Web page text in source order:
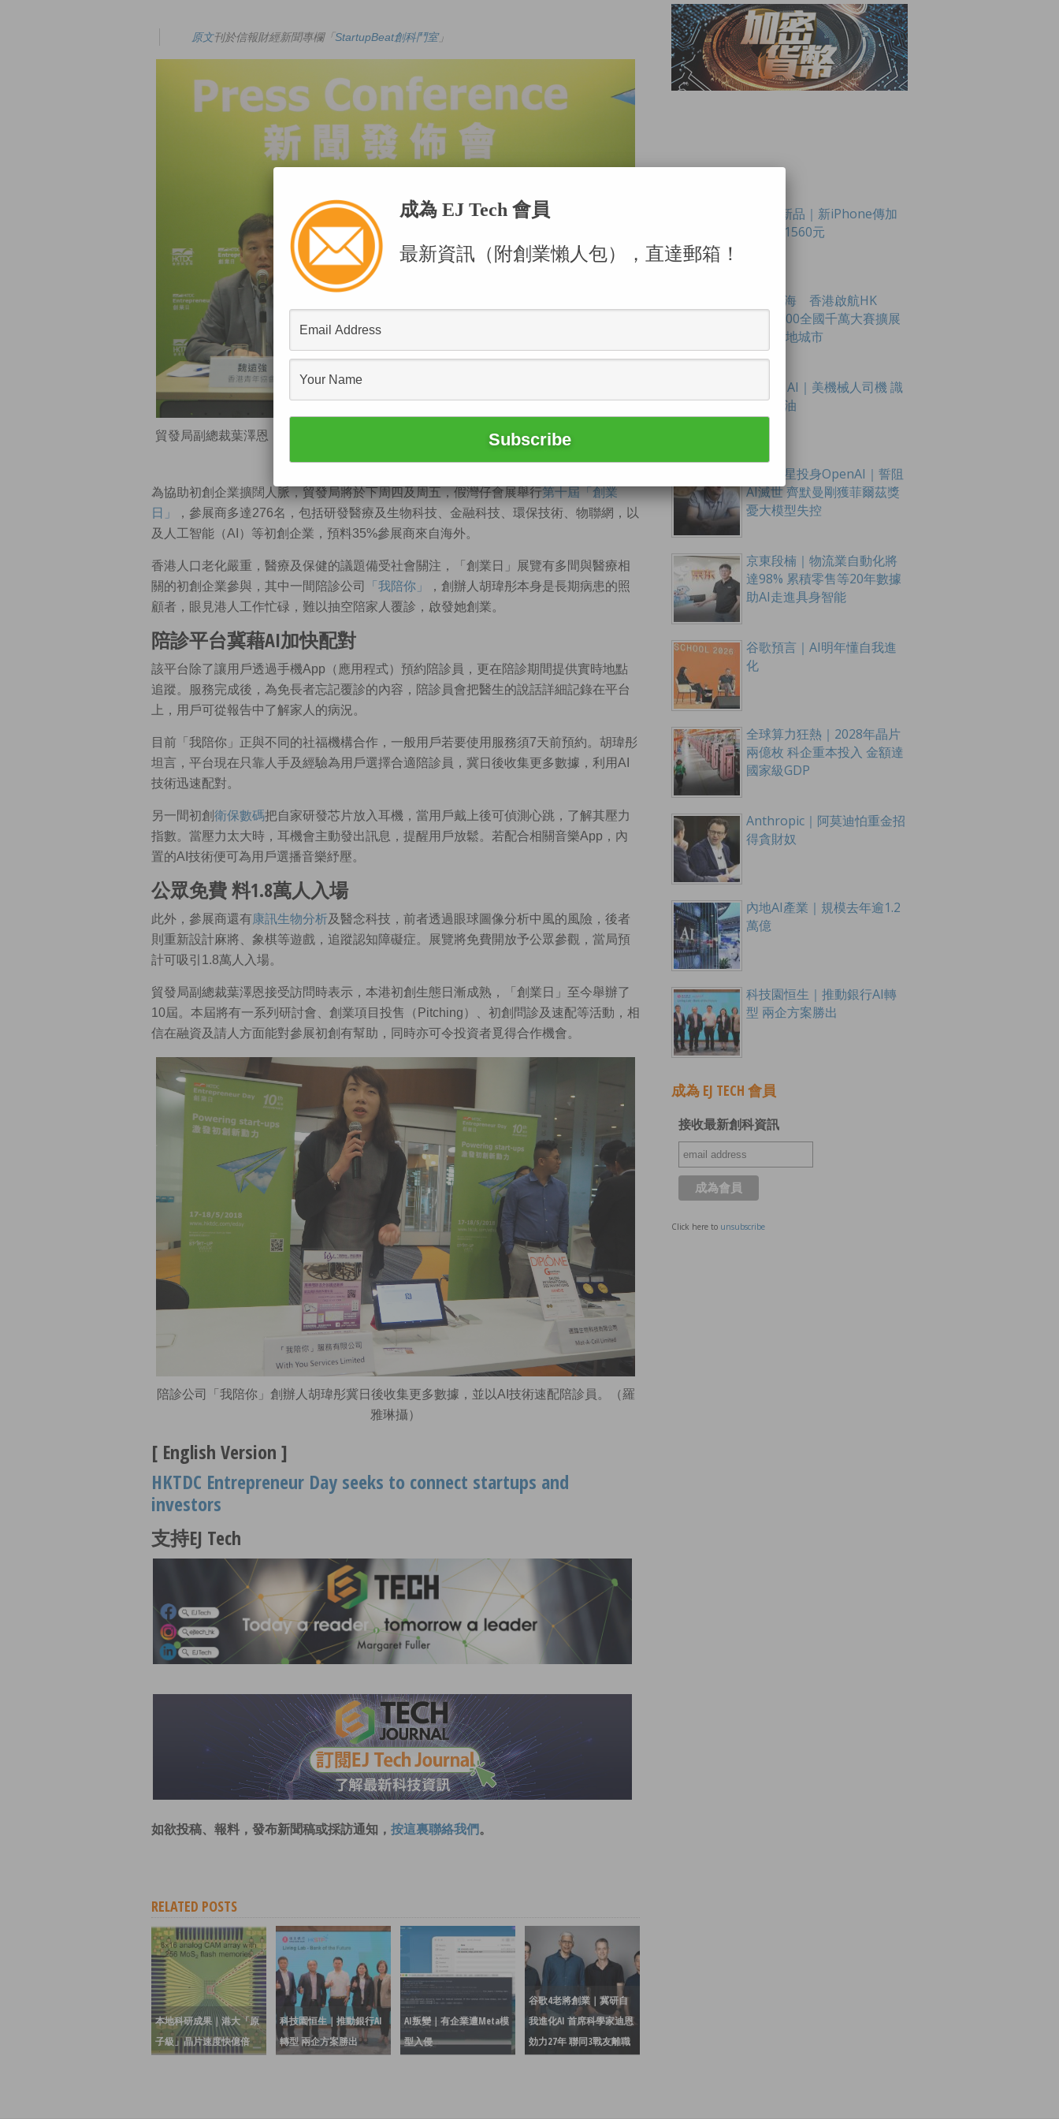
原文刊於信報財經新聞專欄「StartupBeat創科鬥室」
貿發局副總裁葉澤恩（右）指出，「創業日」至今已舉辦了10屆，見證本地初創生態漸
為協助初創企業擴闊人脈，貿發局將於下周四及周五，假灣仔會展舉行第十屆「創業
日」
，參展商多達276名，包括研發醫療及生物科技、金融科技、環保技術、物聯網，以
及人工智能（AI）等初創企業，預料35%參展商來自海外。
香港人口老化嚴重，醫療及保健的議題備受社會關注，「創業日」展覽有多間與醫療相
關的初創企業參與，其中一間陪診公司
「我陪你」
，創辦人胡瑋彤本身是長期病患的照
顧者，眼見港人工作忙碌，難以抽空陪家人覆診，啟發她創業。
陪診平台冀藉AI加快配對
該平台除了讓用戶透過手機App（應用程式）預約陪診員，更在陪診期間提供實時地點
追蹤。服務完成後，為免長者忘記覆診的內容，陪診員會把醫生的說話詳細記錄在平台
上，用戶可從報告中了解家人的病況。
目前「我陪你」正與不同的社福機構合作，一般用戶若要使用服務須7天前預約。胡瑋彤
坦言，平台現在只靠人手及經驗為用戶選擇合適陪診員，冀日後收集更多數據，利用AI
技術迅速配對。
另一間初創衛保數碼把自家研發芯片放入耳機，當用戶戴上後可偵測心跳，了解其壓力
指數。當壓力太大時，耳機會主動發出訊息，提醒用戶放鬆。若配合相關音樂App，內
置的AI技術便可為用戶選播音樂紓壓。
公眾免費 料1.8萬人入場
此外，參展商還有康訊生物分析及醫念科技，前者透過眼球圖像分析中風的風險，後者
則重新設計麻將、象棋等遊戲，追蹤認知障礙症。展覽將免費開放予公眾參觀，當局預
計可吸引1.8萬人入場。
貿發局副總裁葉澤恩接受訪問時表示，本港初創生態日漸成熟，「創業日」至今舉辦了
10屆。本屆將有一系列研討會、創業項目投售（Pitching）、初創問診及速配等活動，相
信在融資及請人方面能對參展初創有幫助，同時亦可令投資者覓得合作機會。
陪診公司「我陪你」創辦人胡瑋彤冀日後收集更多數據，並以AI技術速配陪診員。（羅
雅琳攝）
[ English Version ]
HKTDC Entrepreneur Day seeks to connect startups and
investors
支持EJ Tech
如欲投稿、報料，發布新聞稿或採訪通知， 按這裏聯絡我們 。
RELATED POSTS
本地科研成果｜港大「原
子級」晶片速度快億倍
科技園恒生｜推動銀行AI
轉型 兩企方案勝出
AI叛變｜有企業遭Meta模
型入侵
谷歌4老將創業｜冀研自
我進化AI 首席科學家迪恩
効力27年 聯同3戰友離職
Apple新品｜新iPhone傳加
價最多1560元
創科出海 香港啟航HK
Tech 300全國千萬大賽擴展
至16內地城市
Figure AI｜美機械人司機 識
扭軚踩油
數學新星投身OpenAI｜誓阻
AI滅世 齊默曼剛獲菲爾茲獎
憂大模型失控
京東段楠｜物流業自動化將
達98% 累積零售等20年數據
助AI走進具身智能
谷歌預言｜AI明年懂自我進
化
全球算力狂熱｜2028年晶片
兩億枚 科企重本投入 金額達
國家級GDP
Anthropic｜阿莫迪怕重金招
得貪財奴
內地AI產業｜規模去年逾1.2
萬億
科技園恒生｜推動銀行AI轉
型 兩企方案勝出
成為 EJ TECH 會員
接收最新創科資訊
Click here to unsubscribe
成為 EJ Tech 會員
最新資訊（附創業懶人包），直達郵箱！